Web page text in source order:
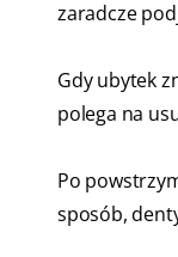
zaradcze
Gdy ubytek
polega na
Po
sposób,